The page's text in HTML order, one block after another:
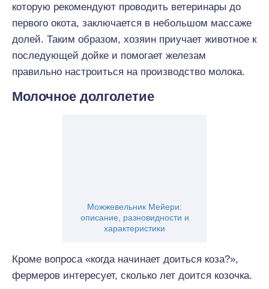
которую рекомендуют проводить ветеринары до
первого окота, заключается в небольшом массаже
долей. Таким образом, хозяин приучает животное к
последующей дойке и помогает железам
правильно настроиться на производство молока.
Молочное долголетие
Можжевельник Мейери:
описание, разновидности и
характеристики
Кроме вопроса «когда начинает доиться коза?»,
фермеров интересует, сколько лет доится козочка.